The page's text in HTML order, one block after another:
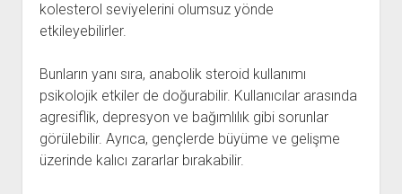
kolesterol seviyelerini olumsuz yönde
etkileyebilirler.
Bunların yanı sıra, anabolik steroid kullanımı
psikolojik etkiler de doğurabilir. Kullanıcılar arasında
agresiflik, depresyon ve bağımlılık gibi sorunlar
görülebilir. Ayrıca, gençlerde büyüme ve gelişme
üzerinde kalıcı zararlar bırakabilir.